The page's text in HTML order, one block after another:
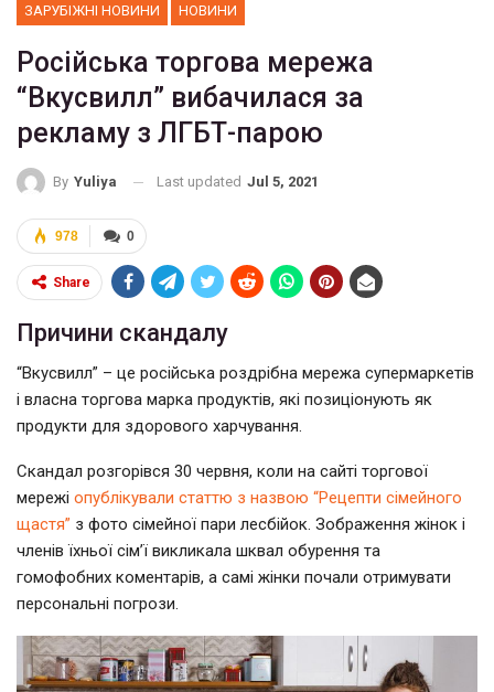
ЗАРУБІЖНІ НОВИНИ НОВИНИ
Російська торгова мережа
“Вкусвилл” вибачилася за
рекламу з ЛГБТ-парою
By Yuliya Last updated Jul 5, 2021
0
978
Share
Причини скандалу
“Вкусвилл” – це російська роздрібна мережа супермаркетів
і власна торгова марка продуктів, які позиціонують як
продукти для здорового харчування.
Скандал розгорівся 30 червня, коли на сайті торгової
мережі опублікували статтю з назвою “Рецепти сімейного
щастя” з фото сімейної пари лесбійок. Зображення жінок і
членів їхньої сім’ї викликала шквал обурення та
гомофобних коментарів, а самі жінки почали отримувати
персональні погрози.